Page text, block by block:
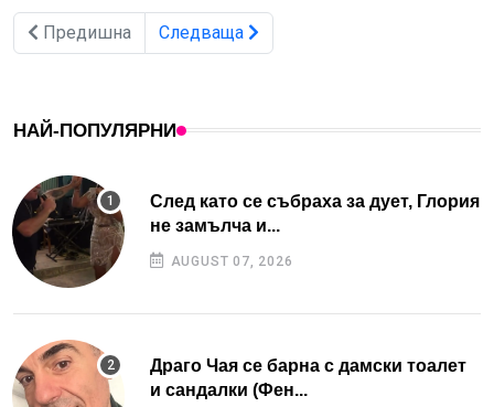
Предишна Следваща
НАЙ-ПОПУЛЯРНИ
След като се събраха за дует, Глория
не замълча и...
AUGUST 07, 2026
Драго Чая се барна с дамски тоалет
и сандалки (Фен...